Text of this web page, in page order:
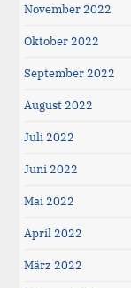
November 2022
Oktober 2022
September 2022
August 2022
Juli 2022
Juni 2022
Mai 2022
April 2022
März 2022